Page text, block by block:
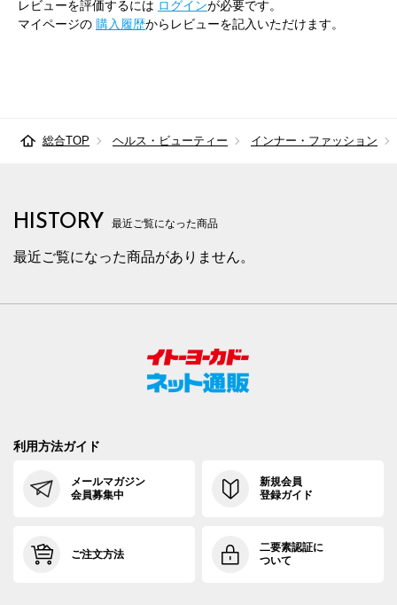
レビューを評価するには ログインが必要です。
マイページの 購入履歴からレビューを記入いただけます。
総合TOP ヘルス・ビューティー インナー・ファッション
HISTORY 最近ご覧になった商品
最近ご覧になった商品がありません。
利用方法ガイド
メールマガジン
会員募集中
新規会員
登録ガイド
ご注文方法
二要素認証に
ついて